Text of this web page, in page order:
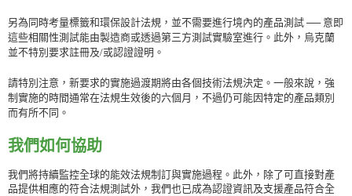
另為同時考量標籤和環保設計法規，並不需要進行境內的產品測試 ── 意即
這些相關性測試能由製造商或透過第三方測試實驗室進行。此外，烏克蘭
並不特別要求註冊及/或認證證明。
請特別注意，新要求的實施過渡期將由各個技術法規決定。一般來說，強
制實施的時間通常在法規生效後的六個月，不過仍可能因特定的產品類別
而有所不同。
我們如何協助
我們將持續監控全球的能效法規制訂與實施過程。此外，除了可直接對產
品提供相應的符合法規測試外，我們也已成為認證資訊及支援產品符合全